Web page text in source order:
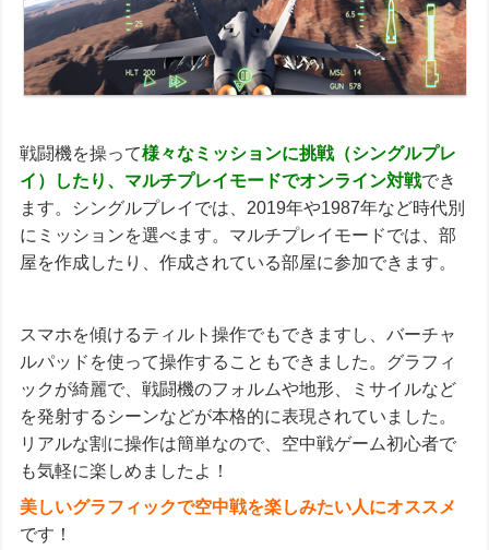
戦闘機を操って様々なミッションに挑戦（シングルプレ
イ）したり、マルチプレイモードでオンライン対戦でき
ます。シングルプレイでは、2019年や1987年など時代別
にミッションを選べます。マルチプレイモードでは、部
屋を作成したり、作成されている部屋に参加できます。
スマホを傾けるティルト操作でもできますし、バーチャ
ルパッドを使って操作することもできました。グラフィ
ックが綺麗で、戦闘機のフォルムや地形、ミサイルなど
を発射するシーンなどが本格的に表現されていました。
リアルな割に操作は簡単なので、空中戦ゲーム初心者で
も気軽に楽しめましたよ！
美しいグラフィックで空中戦を楽しみたい人にオススメ
です！